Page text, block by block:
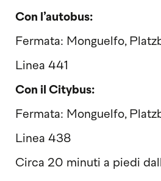
Con l’autobus:
Fermata: Monguelfo,
Linea 441
Con il Citybus:
Fermata: Monguelfo,
Linea 438
Circa 20 minuti a piedi